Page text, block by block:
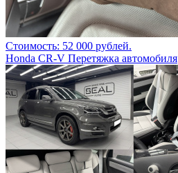
Стоимость: 52 000 рублей.
Honda CR-V Перетяжка автомобиля